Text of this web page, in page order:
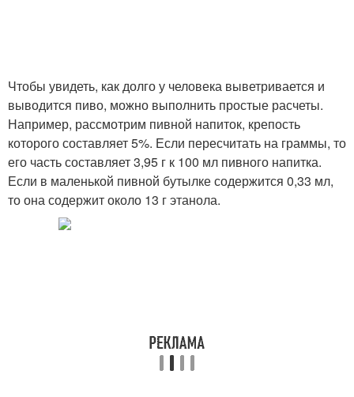
Чтобы увидеть, как долго у человека выветривается и
выводится пиво, можно выполнить простые расчеты.
Например, рассмотрим пивной напиток, крепость
которого составляет 5%. Если пересчитать на граммы, то
его часть составляет 3,95 г к 100 мл пивного напитка.
Если в маленькой пивной бутылке содержится 0,33 мл,
то она содержит около 13 г этанола.